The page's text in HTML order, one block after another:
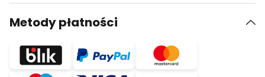
Metody płatności